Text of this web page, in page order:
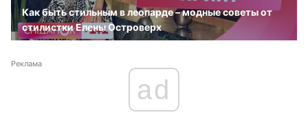
Как быть стильным в леопарде – модные советы от
стилистки Елены Островерх
Реклама
ad